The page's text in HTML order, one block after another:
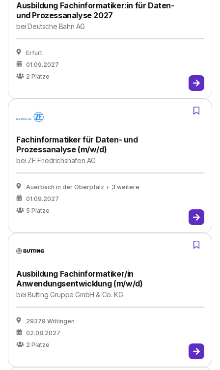
Ausbildung Fachinformatiker:in für Daten-
und Prozessanalyse 2027
beiDeutsche Bahn AG
Erfurt
01.09.2027
2 Plätze
Fachinformatiker für Daten- und
Prozessanalyse (m/w/d)
bei ZF Friedrichshafen AG
Auerbach in der Oberpfalz + 3 weitere
01.09.2027
5 Plätze
Ausbildung Fachinformatiker/in
Anwendungsentwicklung (m/w/d)
beiButting Gruppe GmbH & Co. KG
29379 Wittingen
02.08.2027
2 Plätze